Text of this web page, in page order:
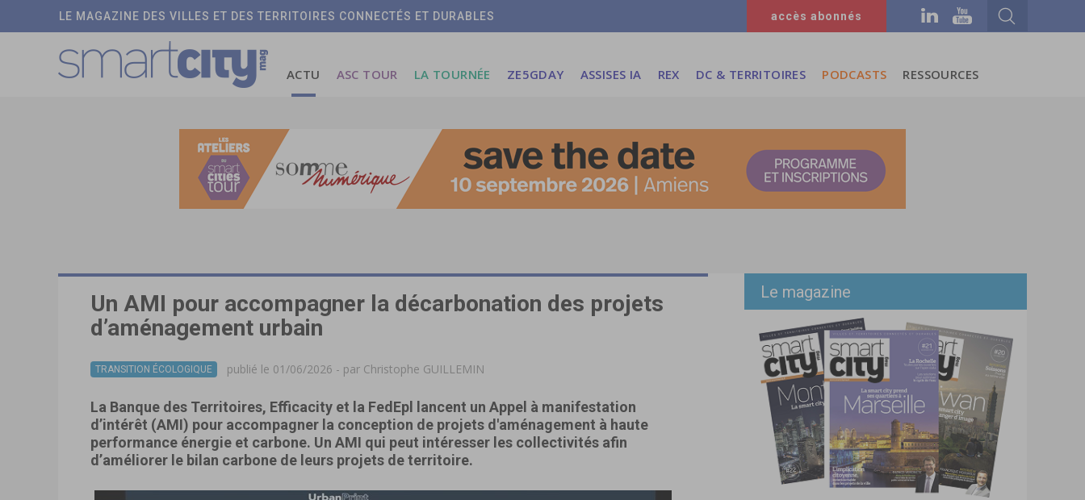
LE MAGAZINE DES VILLES ET DES TERRITOIRES CONNECTÉS ET DURABLES accès abonnés
ACTU ASC TOUR LA TOURNÉE ZE5GDAY ASSISES IA REX DC & TERRITOIRES PODCASTS RESSOURCES
Un AMI pour accompagner la décarbonation des projets
d’aménagement urbain
TRANSITION ÉCOLOGIQUE publié le 01/06/2026 - par Christophe GUILLEMIN
La Banque des Territoires, Efficacity et la FedEpl lancent un Appel à manifestation
d’intérêt (AMI) pour accompagner la conception de projets d'aménagement à haute
performance énergie et carbone. Un AMI qui peut intéresser les collectivités afin
d’améliorer le bilan carbone de leurs projets de territoire.
Le magazine